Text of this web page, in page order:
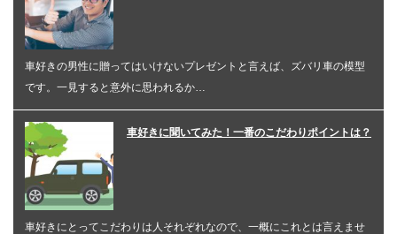
車好きの男性に贈ってはいけないプレゼントと言えば、ズバリ車の模型
です。一見すると意外に思われるか…
車好きに聞いてみた！一番のこだわりポイントは？
車好きにとってこだわりは人それぞれなので、一概にこれとは言えませ